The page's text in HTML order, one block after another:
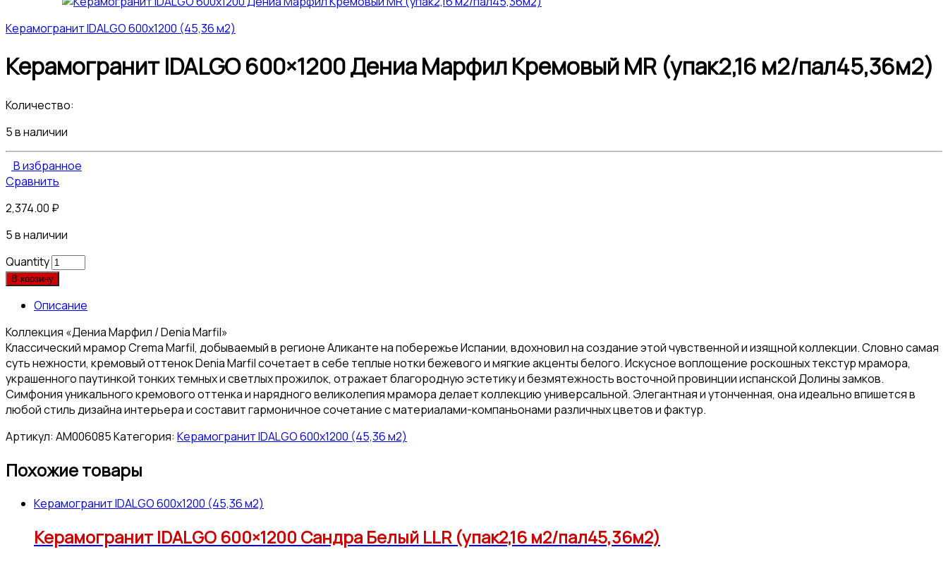
Керамогранит IDALGO 600x1200 (45,36 м2)
Керамогранит IDALGO 600×1200 Дениа Марфил Кремовый МR (упак2,16 м2/пал45,36м2)
Количество:
5 в наличии
В избранное
Сравнить
2,374.00 ₽
5 в наличии
Quantity
В корзину
Описание
Коллекция «Дениа Марфил / Denia Marfil»
Классический мрамор Crema Marfil, добываемый в регионе Аликанте на побережье Испании, вдохновил на создание этой чувственной и изящной коллекции. Словно самая
суть нежности, кремовый оттенок Denia Marfil сочетает в себе теплые нотки бежевого и мягкие акценты белого. Искусное воплощение роскошных текстур мрамора,
украшенного паутинкой тонких темных и светлых прожилок, отражает благородную эстетику и безмятежность восточной провинции испанской Долины замков.
Симфония уникального кремового оттенка и нарядного великолепия мрамора делает коллекцию универсальной. Элегантная и утонченная, она идеально впишется в
любой стиль дизайна интерьера и составит гармоничное сочетание с материалами-компаньонами различных цветов и фактур.
Артикул: АМ006085Категория: Керамогранит IDALGO 600x1200 (45,36 м2)
Похожие товары
Керамогранит IDALGO 600x1200 (45,36 м2)
Керамогранит IDALGO 600×1200 Сандра Белый LLR (упак2,16 м2/пал45,36м2)